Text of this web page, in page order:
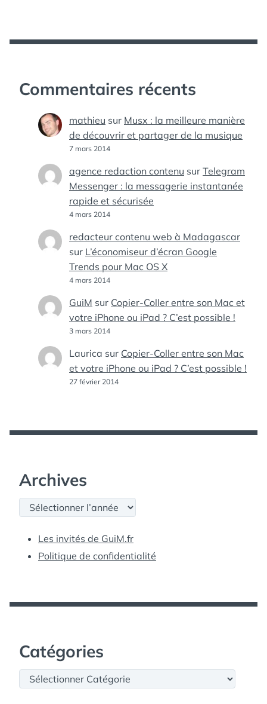
Commentaires récents
mathieu sur Musx : la meilleure manière
de découvrir et partager de la musique
7 mars 2014
agence redaction contenu sur Telegram
Messenger : la messagerie instantanée
rapide et sécurisée
4 mars 2014
redacteur contenu web à Madagascar
sur L’économiseur d’écran Google
Trends pour Mac OS X
4 mars 2014
GuiM sur Copier-Coller entre son Mac et
votre iPhone ou iPad ? C’est possible !
3 mars 2014
Laurica sur Copier-Coller entre son Mac
et votre iPhone ou iPad ? C’est possible !
27 février 2014
Archives
Archives
Les invités de GuiM.fr
Politique de confidentialité
Catégories
Catégories